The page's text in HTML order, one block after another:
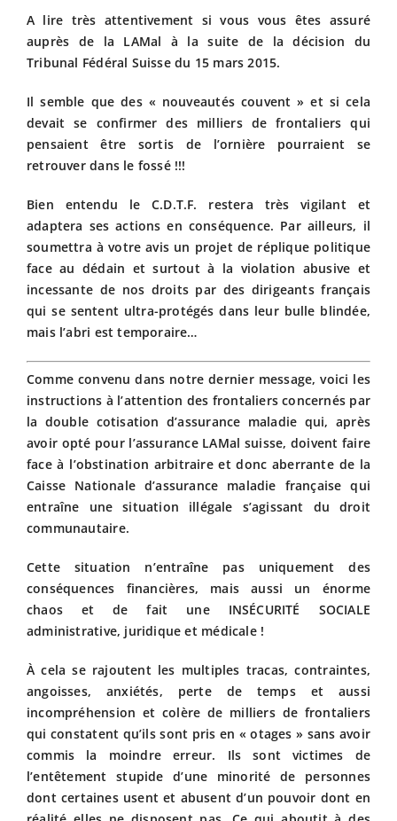
Contact
A lire très attentivement si vous vous êtes assuré
auprès de la LAMal à la suite de la décision du
Tribunal Fédéral Suisse du 15 mars 2015.
Il semble que des « nouveautés couvent » et si cela
devait se confirmer des milliers de frontaliers qui
pensaient être sortis de l’ornière pourraient se
retrouver dans le fossé !!!
Bien entendu le C.D.T.F. restera très vigilant et
adaptera ses actions en conséquence. Par ailleurs, il
soumettra à votre avis un projet de réplique politique
face au dédain et surtout à la violation abusive et
incessante de nos droits par des dirigeants français
qui se sentent ultra-protégés dans leur bulle blindée,
mais l’abri est temporaire…
Comme convenu dans notre dernier message, voici les
instructions à l’attention des frontaliers concernés par
la double cotisation d’assurance maladie qui, après
avoir opté pour l’assurance LAMal suisse, doivent faire
face à l’obstination arbitraire et donc aberrante de la
Caisse Nationale d’assurance maladie française qui
entraîne une situation illégale s’agissant du droit
communautaire.
Cette situation n’entraîne pas uniquement des
conséquences financières, mais aussi un énorme
chaos et de fait une INSÉCURITÉ SOCIALE
administrative, juridique et médicale !
À cela se rajoutent les multiples tracas, contraintes,
angoisses, anxiétés, perte de temps et aussi
incompréhension et colère de milliers de frontaliers
qui constatent qu’ils sont pris en « otages » sans avoir
commis la moindre erreur. Ils sont victimes de
l’entêtement stupide d’une minorité de personnes
dont certaines usent et abusent d’un pouvoir dont en